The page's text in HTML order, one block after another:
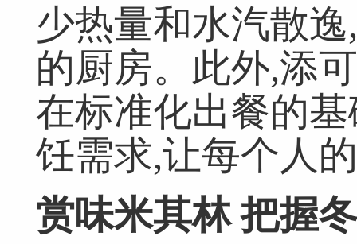
少热量和水汽散
的厨房。此外,添
在标准化出餐的
饪需求,让每个人
赏味米其林 把握